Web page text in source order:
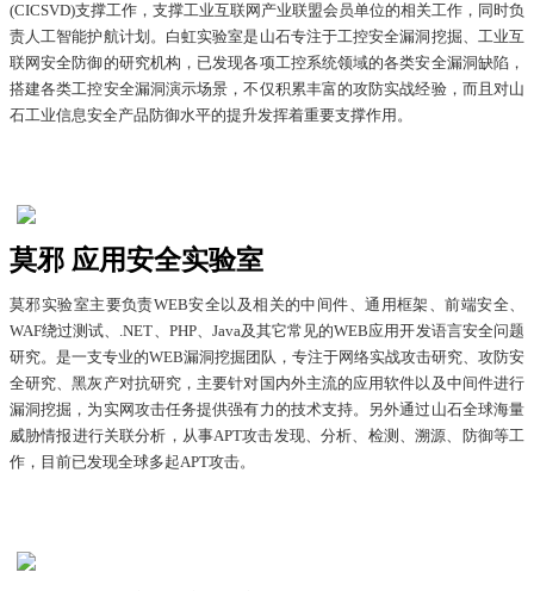
(CICSVD)支撑工作，支撑工业互联网产业联盟会员单位的相关工作，同时负
责人工智能护航计划。白虹实验室是山石专注于工控安全漏洞挖掘、工业互
联网安全防御的研究机构，已发现各项工控系统领域的各类安全漏洞缺陷，
搭建各类工控安全漏洞演示场景，不仅积累丰富的攻防实战经验，而且对山
石工业信息安全产品防御水平的提升发挥着重要支撑作用。
莫邪 应用安全实验室
莫邪实验室主要负责WEB安全以及相关的中间件、通用框架、前端安全、
WAF绕过测试、.NET、PHP、Java及其它常见的WEB应用开发语言安全问题
研究。是一支专业的WEB漏洞挖掘团队，专注于网络实战攻击研究、攻防安
全研究、黑灰产对抗研究，主要针对国内外主流的应用软件以及中间件进行
漏洞挖掘，为实网攻击任务提供强有力的技术支持。另外通过山石全球海量
威胁情报进行关联分析，从事APT攻击发现、分析、检测、溯源、防御等工
作，目前已发现全球多起APT攻击。